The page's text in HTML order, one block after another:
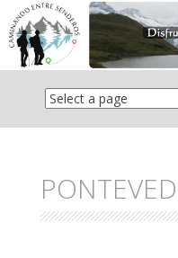
Saltar
contenido